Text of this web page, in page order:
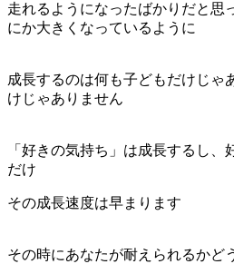
走れるようになったばかりだと思
にか大きくなっているように
成長するのは何も子どもだけじゃ
けじゃありません
「好きの気持ち」は成長するし、
だけ
その成長速度は早まります
その時にあなたが耐えられるか